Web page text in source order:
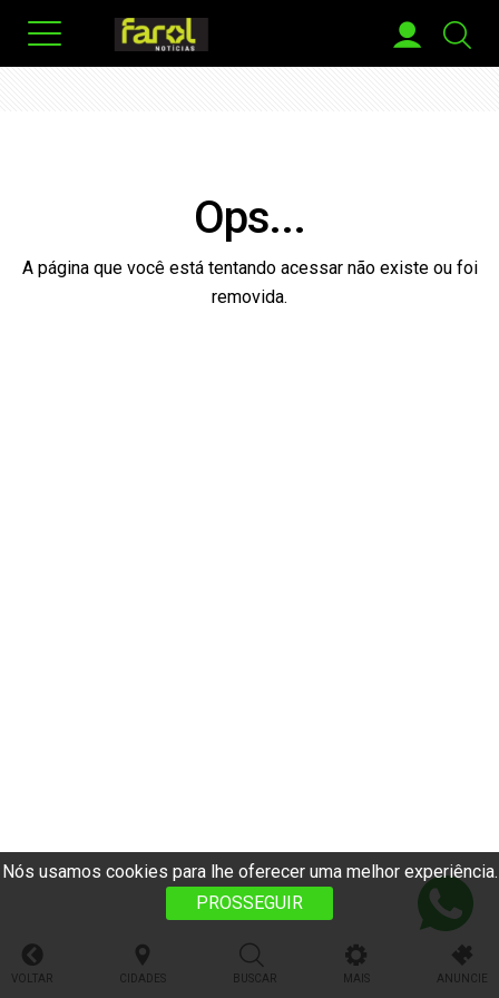
Nós usamos cookies para lhe oferecer uma melhor experiência.
PROSSEGUIR
Ops...
A página que você está tentando acessar não existe ou foi
removida.
VOLTAR CIDADES BUSCAR MAIS ANUNCIE